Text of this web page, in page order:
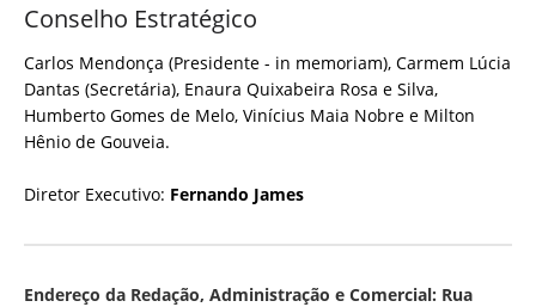
Conselho Estratégico
Carlos Mendonça (Presidente - in memoriam), Carmem Lúcia
Dantas (Secretária), Enaura Quixabeira Rosa e Silva,
Humberto Gomes de Melo, Vinícius Maia Nobre e Milton
Hênio de Gouveia.
Diretor Executivo: Fernando James
Endereço da Redação, Administração e Comercial: Rua